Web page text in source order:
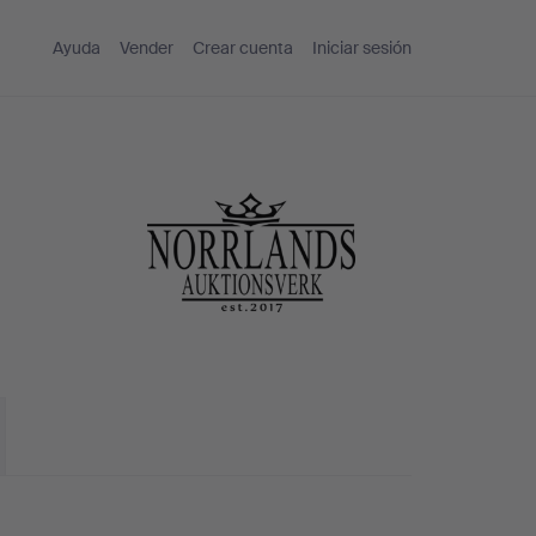
Ayuda Vender Crear cuenta Iniciar sesión